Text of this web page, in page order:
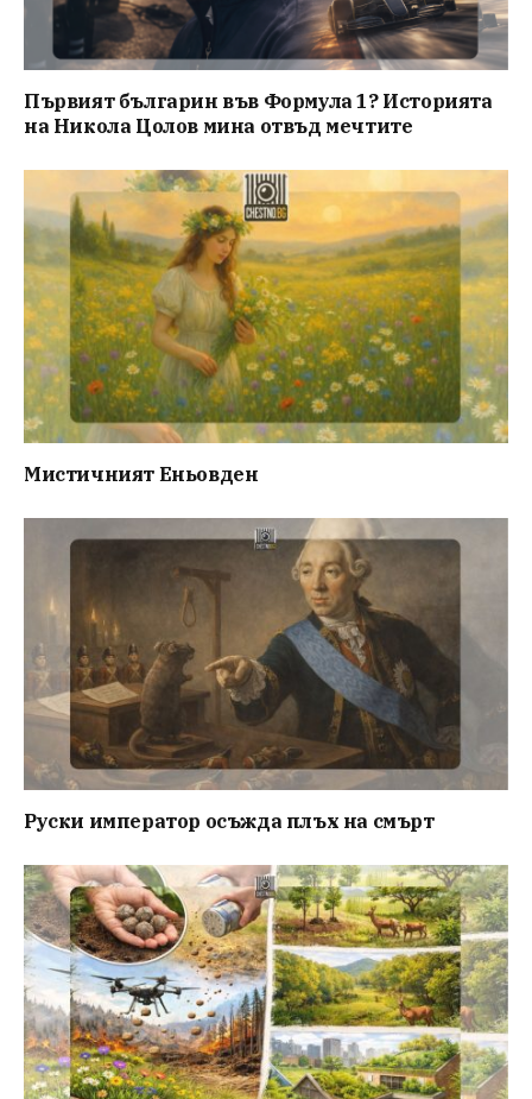
Първият българин във Формула 1? Историята
на Никола Цолов мина отвъд мечтите
Мистичният Eньовден
Руски император осъжда плъх на смърт